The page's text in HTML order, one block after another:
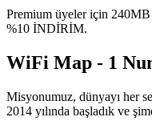
Premium üyeler için 240MB
%10 İNDİRİM.
WiFi Map - 1
Misyonumuz, dünyayı her
2014 yılında başladık ve